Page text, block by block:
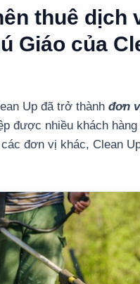
thuê dịch
Giáo của
Up đã trở thành đơn
được nhiều khách
đơn vị khác, Clean